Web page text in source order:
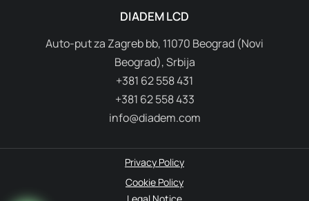
DIADEM LCD
Auto-put za Zagreb bb, 11070 Beograd (Novi
Beograd), Srbija
+381 62 558 431
+381 62 558 433
info@diadem.com
Privacy Policy
Cookie Policy
Legal Notice